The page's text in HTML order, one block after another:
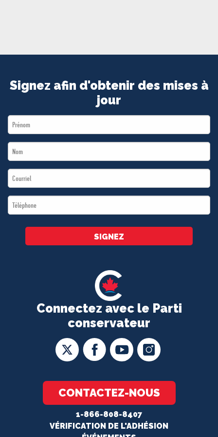
BOUTIQUE
Connectez avec le Parti
conservateur
CONTACTEZ-NOUS
1-866-808-8407
VÉRIFICATION DE L'ADHÉSION
Signez afin d'obtenir des mises à
jour
First
Name
Last
Name
Email
*
Téléphone
*
SIGNEZ